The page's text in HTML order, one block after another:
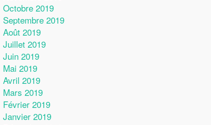
Octobre 2019
Septembre 2019
Août 2019
Juillet 2019
Juin 2019
Mai 2019
Avril 2019
Mars 2019
Février 2019
Janvier 2019